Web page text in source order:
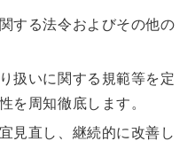
する法令およびその他の
扱いに関する規範等を定
を周知徹底します。
見直し、継続的に改善し